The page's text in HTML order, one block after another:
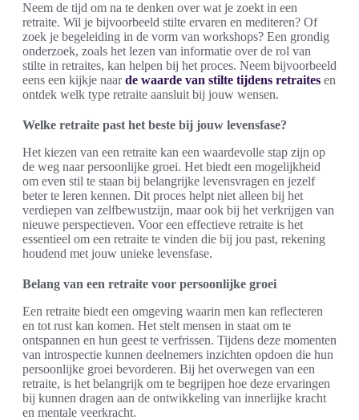
Neem de tijd om na te denken over wat je zoekt in een
retraite. Wil je bijvoorbeeld stilte ervaren en mediteren? Of
zoek je begeleiding in de vorm van workshops? Een grondig
onderzoek, zoals het lezen van informatie over de rol van
stilte in retraites, kan helpen bij het proces. Neem bijvoorbeeld
eens een kijkje naarde waarde van stilte tijdens retraites en
ontdek welk type retraite aansluit bij jouw wensen.
Welke retraite past het beste bij jouw levensfase?
Het kiezen van een retraite kan een waardevolle stap zijn op
de weg naar persoonlijke groei. Het biedt een mogelijkheid
om even stil te staan bij belangrijke levensvragen en jezelf
beter te leren kennen. Dit proces helpt niet alleen bij het
verdiepen van zelfbewustzijn, maar ook bij het verkrijgen van
nieuwe perspectieven. Voor een effectieve retraite is het
essentieel om een retraite te vinden die bij jou past, rekening
houdend met jouw unieke levensfase.
Belang van een retraite voor persoonlijke groei
Een retraite biedt een omgeving waarin men kan reflecteren
en tot rust kan komen. Het stelt mensen in staat om te
ontspannen en hun geest te verfrissen. Tijdens deze momenten
van introspectie kunnen deelnemers inzichten opdoen die hun
persoonlijke groei bevorderen. Bij het overwegen van een
retraite, is het belangrijk om te begrijpen hoe deze ervaringen
bij kunnen dragen aan de ontwikkeling van innerlijke kracht
en mentale veerkracht.